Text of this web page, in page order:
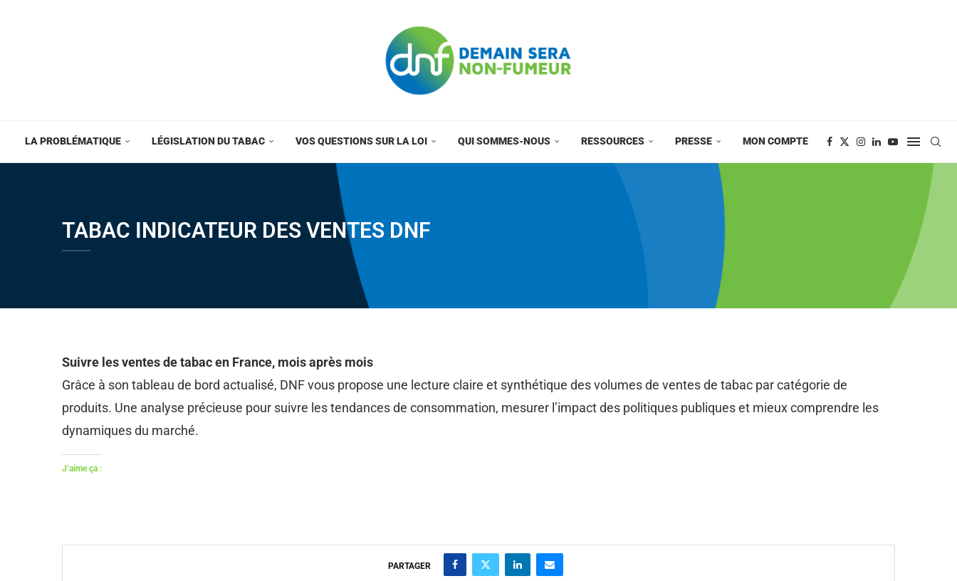
LA PROBLÉMATIQUE LÉGISLATION DU TABAC VOS QUESTIONS SUR LA LOI QUI SOMMES-NOUS RESSOURCES PRESSE MON COMPTE
TABAC INDICATEUR DES VENTES DNF
Suivre les ventes de tabac en France, mois après mois
Grâce à son tableau de bord actualisé, DNF vous propose une lecture claire et synthétique des volumes de ventes de tabac par catégorie de
produits. Une analyse précieuse pour suivre les tendances de consommation, mesurer l’impact des politiques publiques et mieux comprendre les
dynamiques du marché.
J’aime ça :
PARTAGER